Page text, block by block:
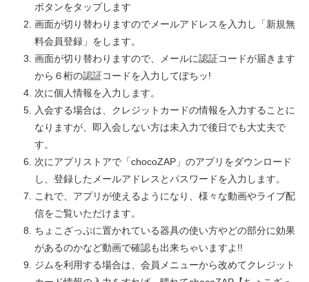
ボタンをタップします
画面が切り替わりますのでメールアドレスを入力し「新規無
料会員登録」をします。
画面が切り替わりますので、メールに認証コードが届きます
から６桁の認証コードを入力してぽちッ!
次に個人情報を入力します。
入会する場合は、クレジットカードの情報を入力することに
なりますが、即入会しない方は未入力で後日でも大丈夫で
す。
次にアプリストアで「chocoZAP」のアプリをダウンロード
し、登録したメールアドレスとパスワードを入力します。
これで、アプリが使えるようになり、様々な動画やライブ配
信をご覧いただけます。
ちょこざっぷに置かれている器具の使い方やどの部分に効果
があるのかなど動画で確認も出来ちゃいますよ!!
ジムを利用する場合は、会員メニューから改めてクレジット